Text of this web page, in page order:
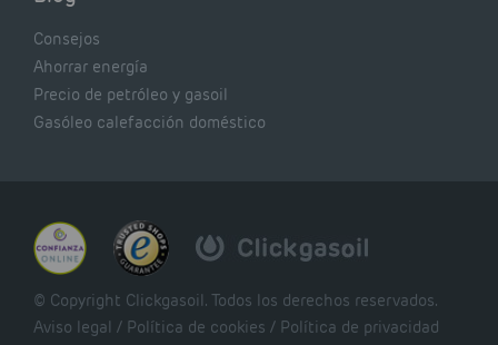
Consejos
Ahorrar energía
Precio de petróleo y gasoil
Gasóleo calefacción doméstico
© Copyright Clickgasoil. Todos los derechos reservados.
Aviso legal / Política de cookies / Política de privacidad